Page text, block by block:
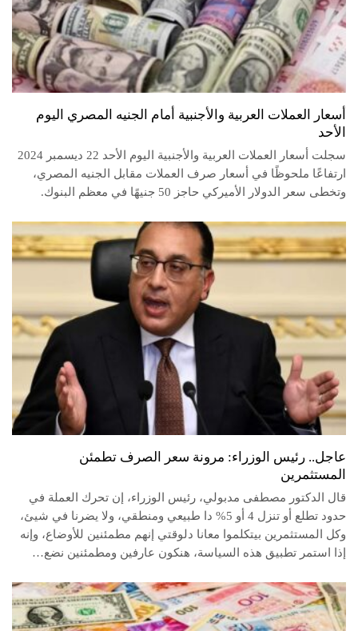
أسعار العملات العربية والأجنبية أمام الجنيه المصري اليوم
الأحد
سجلت أسعار العملات العربية والأجنبية اليوم الأحد 22 ديسمبر 2024
ارتفاعًا ملحوظًا في أسعار صرف العملات مقابل الجنيه المصري،
وتخطى سعر الدولار الأميركي حاجز 50 جنيهًا في معظم البنوك.
عاجل.. رئيس الوزراء: مرونة سعر الصرف تطمئن
المستثمرين
قال الدكتور مصطفى مدبولي، رئيس الوزراء، إن تحرك العملة في
حدود تطلع أو تنزل 4 أو 5% دا طبيعي ومنطقي، ولا يضرنا في شيئ،
وكل المستثمرين بيتكلموا معانا دلوقتي إنهم مطمئنين للأوضاع، وإنه
إذا استمر تطبيق هذه السياسة، هنكون عارفين ومطمئنين نضع…